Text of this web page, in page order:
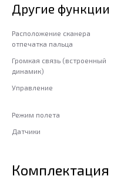
Другие функции
Расположение сканера
отпечатка пальца
Громкая связь (встроенный
динамик)
Управление
Режим полета
Датчики
Комплектация